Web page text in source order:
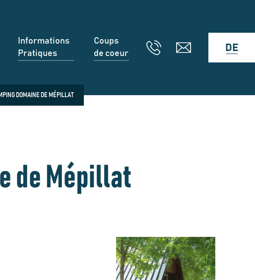
Informations
Pratiques
Coups
de coeur
DE
DOMAINE DE MÉPILLAT
de Mépillat